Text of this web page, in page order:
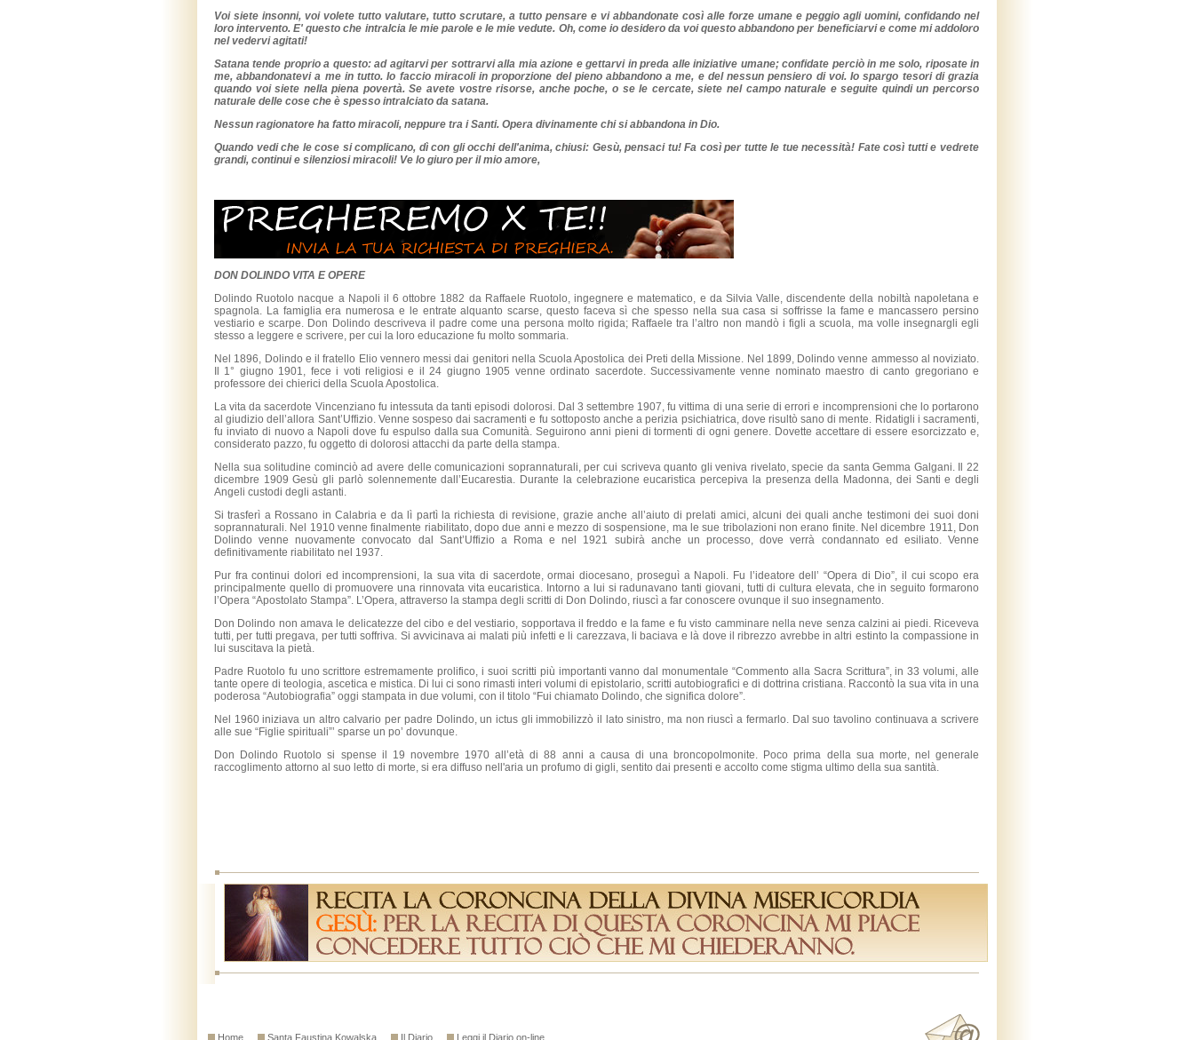
Voi siete insonni, voi volete tutto valutare, tutto scrutare, a tutto pensare e vi abbandonate così alle forze umane e peggio agli uomini, confidando nel
loro intervento. E' questo che intralcia le mie parole e le mie vedute. Oh, come io desidero da voi questo abbandono per beneficiarvi e come mi addoloro
nel vedervi agitati!
Satana tende proprio a questo: ad agitarvi per sottrarvi alla mia azione e gettarvi in preda alle iniziative umane; confidate perciò in me solo, riposate in
me, abbandonatevi a me in tutto. Io faccio miracoli in proporzione del pieno abbandono a me, e del nessun pensiero di voi. Io spargo tesori di grazia
quando voi siete nella piena povertà. Se avete vostre risorse, anche poche, o se le cercate, siete nel campo naturale e seguite quindi un percorso
naturale delle cose che è spesso intralciato da satana.
Nessun ragionatore ha fatto miracoli, neppure tra i Santi. Opera divinamente chi si abbandona in Dio.
Quando vedi che le cose si complicano, dì con gli occhi dell'anima, chiusi: Gesù, pensaci tu! Fa così per tutte le tue necessità! Fate così tutti e vedrete
grandi, continui e silenziosi miracoli! Ve lo giuro per il mio amore,
DON DOLINDO VITA E OPERE
Dolindo Ruotolo nacque a Napoli il 6 ottobre 1882 da Raffaele Ruotolo, ingegnere e matematico, e da Silvia Valle, discendente della nobiltà napoletana e
spagnola. La famiglia era numerosa e le entrate alquanto scarse, questo faceva sì che spesso nella sua casa si soffrisse la fame e mancassero persino
vestiario e scarpe. Don Dolindo descriveva il padre come una persona molto rigida; Raffaele tra l’altro non mandò i figli a scuola, ma volle insegnargli egli
stesso a leggere e scrivere, per cui la loro educazione fu molto sommaria.
Nel 1896, Dolindo e il fratello Elio vennero messi dai genitori nella Scuola Apostolica dei Preti della Missione. Nel 1899, Dolindo venne ammesso al noviziato.
Il 1° giugno 1901, fece i voti religiosi e il 24 giugno 1905 venne ordinato sacerdote. Successivamente venne nominato maestro di canto gregoriano e
professore dei chierici della Scuola Apostolica.
La vita da sacerdote Vincenziano fu intessuta da tanti episodi dolorosi. Dal 3 settembre 1907, fu vittima di una serie di errori e incomprensioni che lo portarono
al giudizio dell’allora Sant’Uffizio. Venne sospeso dai sacramenti e fu sottoposto anche a perizia psichiatrica, dove risultò sano di mente. Ridatigli i sacramenti,
fu inviato di nuovo a Napoli dove fu espulso dalla sua Comunità. Seguirono anni pieni di tormenti di ogni genere. Dovette accettare di essere esorcizzato e,
considerato pazzo, fu oggetto di dolorosi attacchi da parte della stampa.
Nella sua solitudine cominciò ad avere delle comunicazioni soprannaturali, per cui scriveva quanto gli veniva rivelato, specie da santa Gemma Galgani. Il 22
dicembre 1909 Gesù gli parlò solennemente dall’Eucarestia. Durante la celebrazione eucaristica percepiva la presenza della Madonna, dei Santi e degli
Angeli custodi degli astanti.
Si trasferì a Rossano in Calabria e da lì partì la richiesta di revisione, grazie anche all’aiuto di prelati amici, alcuni dei quali anche testimoni dei suoi doni
soprannaturali. Nel 1910 venne finalmente riabilitato, dopo due anni e mezzo di sospensione, ma le sue tribolazioni non erano finite. Nel dicembre 1911, Don
Dolindo venne nuovamente convocato dal Sant’Uffizio a Roma e nel 1921 subirà anche un processo, dove verrà condannato ed esiliato. Venne
definitivamente riabilitato nel 1937.
Pur fra continui dolori ed incomprensioni, la sua vita di sacerdote, ormai diocesano, proseguì a Napoli. Fu l’ideatore dell’ “Opera di Dio”, il cui scopo era
principalmente quello di promuovere una rinnovata vita eucaristica. Intorno a lui si radunavano tanti giovani, tutti di cultura elevata, che in seguito formarono
l’Opera “Apostolato Stampa”. L’Opera, attraverso la stampa degli scritti di Don Dolindo, riuscì a far conoscere ovunque il suo insegnamento.
Don Dolindo non amava le delicatezze del cibo e del vestiario, sopportava il freddo e la fame e fu visto camminare nella neve senza calzini ai piedi. Riceveva
tutti, per tutti pregava, per tutti soffriva. Si avvicinava ai malati più infetti e li carezzava, li baciava e là dove il ribrezzo avrebbe in altri estinto la compassione in
lui suscitava la pietà.
Padre Ruotolo fu uno scrittore estremamente prolifico, i suoi scritti più importanti vanno dal monumentale “Commento alla Sacra Scrittura”, in 33 volumi, alle
tante opere di teologia, ascetica e mistica. Di lui ci sono rimasti interi volumi di epistolario, scritti autobiografici e di dottrina cristiana. Raccontò la sua vita in una
poderosa “Autobiografia” oggi stampata in due volumi, con il titolo “Fui chiamato Dolindo, che significa dolore”.
Nel 1960 iniziava un altro calvario per padre Dolindo, un ictus gli immobilizzò il lato sinistro, ma non riuscì a fermarlo. Dal suo tavolino continuava a scrivere
alle sue “Figlie spirituali”’ sparse un po’ dovunque.
Don Dolindo Ruotolo si spense il 19 novembre 1970 all’età di 88 anni a causa di una broncopolmonite. Poco prima della sua morte, nel generale
raccoglimento attorno al suo letto di morte, si era diffuso nell'aria un profumo di gigli, sentito dai presenti e accolto come stigma ultimo della sua santità.
Home Santa Faustina Kowalska Il Diario Leggi il Diario on-line